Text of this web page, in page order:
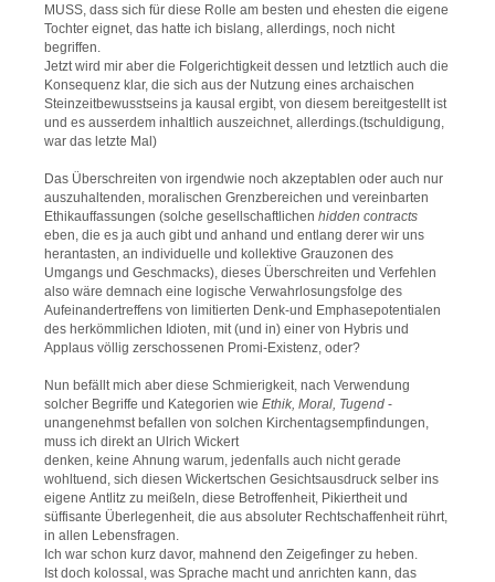
MUSS, dass sich für diese Rolle am besten und ehesten die eigene
Tochter eignet, das hatte ich bislang, allerdings, noch nicht
begriffen.
Jetzt wird mir aber die Folgerichtigkeit dessen und letztlich auch die
Konsequenz klar, die sich aus der Nutzung eines archaischen
Steinzeitbewusstseins ja kausal ergibt, von diesem bereitgestellt ist
und es ausserdem inhaltlich auszeichnet, allerdings.(tschuldigung,
war das letzte Mal)
Das Überschreiten von irgendwie noch akzeptablen oder auch nur
auszuhaltenden, moralischen Grenzbereichen und vereinbarten
Ethikauffassungen (solche gesellschaftlichen hidden contracts
eben, die es ja auch gibt und anhand und entlang derer wir uns
herantasten, an individuelle und kollektive Grauzonen des
Umgangs und Geschmacks), dieses Überschreiten und Verfehlen
also wäre demnach eine logische Verwahrlosungsfolge des
Aufeinandertreffens von limitierten Denk-und Emphasepotentialen
des herkömmlichen Idioten, mit (und in) einer von Hybris und
Applaus völlig zerschossenen Promi-Existenz, oder?
Nun befällt mich aber diese Schmierigkeit, nach Verwendung
solcher Begriffe und Kategorien wie Ethik, Moral, Tugend -
unangenehmst befallen von solchen Kirchentagsempfindungen,
muss ich direkt an Ulrich Wickert
denken, keine Ahnung warum, jedenfalls auch nicht gerade
wohltuend, sich diesen Wickertschen Gesichtsausdruck selber ins
eigene Antlitz zu meißeln, diese Betroffenheit, Pikiertheit und
süffisante Überlegenheit, die aus absoluter Rechtschaffenheit rührt,
in allen Lebensfragen.
Ich war schon kurz davor, mahnend den Zeigefinger zu heben.
Ist doch kolossal, was Sprache macht und anrichten kann, das